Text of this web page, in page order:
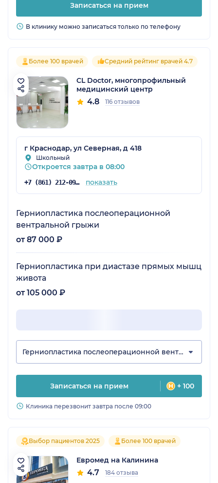
Записаться на прием
В клинику можно записаться только по телефону
Более 100 врачей Средний рейтинг врачей 4.7
CL Doctor, многопрофильный
медицинский центр
4.8 116 отзывов
г Краснодар, ул Северная, д 418
Школьный
Откроется завтра в 08:00
+7 (861) 212-09-71 показать
Герниопластика послеоперационной
вентральной грыжи
от 87 000 ₽
Герниопластика при диастазе прямых мышц
живота
от 105 000 ₽
Герниопластика послеоперационной вентральной грыжи
Записаться на прием + 100
Клиника перезвонит завтра после 09:00
Выбор пациентов 2025 Более 100 врачей
Евромед на Калинина
4.7 184 отзыва